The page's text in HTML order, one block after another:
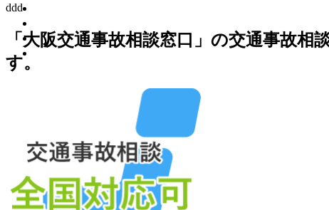
ddd
「大阪交通事故相談窓口」の交通事故
す。